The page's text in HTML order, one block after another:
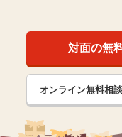
対面の無
オンライン無料相